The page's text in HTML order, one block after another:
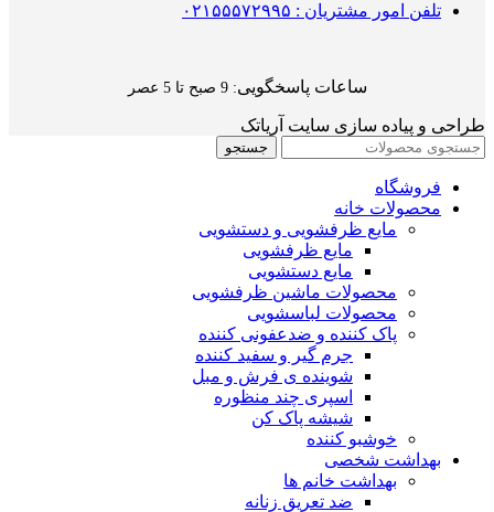
تلفن امور مشتریان : ۰۲۱۵۵۵۷۲۹۹۵
ساعات پاسخگویی: 9 صبح تا 5 عصر
طراحی و پیاده سازی سایت آریاتک
جستجو
فروشگاه
محصولات خانه
مایع ظرفشویی و دستشویی
مایع ظرفشویی
مایع دستشویی
محصولات ماشین ظرفشویی
محصولات لباسشویی
پاک کننده و ضدعفونی کننده
جرم گیر و سفید کننده
شوینده ی فرش و مبل
اسپری چند منظوره
شیشه پاک کن
خوشبو کننده
بهداشت شخصی
بهداشت خانم ها
ضد تعریق زنانه